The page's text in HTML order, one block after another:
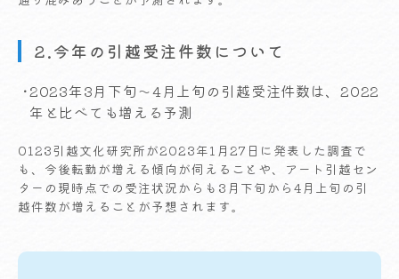
2.今年の引越受注件数について
2023年3月下旬～4月上旬の引越受注件数は、2022
年と比べても増える予測
0123引越文化研究所が2023年1月27日に発表した調査で
も、今後転勤が増える傾向が伺えることや、アート引越セン
ターの現時点での受注状況からも3月下旬から4月上旬の引
越件数が増えることが予想されます。